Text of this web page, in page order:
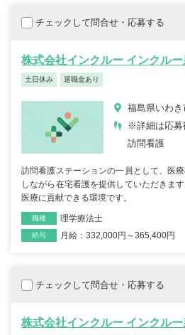
チェックして問合せ・応募する
株式会社インクルー インクル
土日休み 退職金あり
福島県いわ
※詳細は応募
訪問看護
訪問看護ステーションの一員として、医
しながら在宅看護を提供していただきま
医療に貢献できる環境です。
職種 理学療法士
雇用形態
給与 月給：332,000円～365,400円
チェックして問合せ・応募する
株式会社インクルー インクル